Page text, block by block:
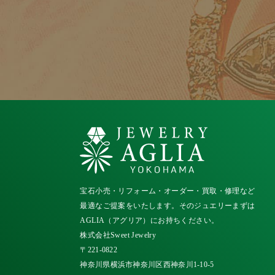
宝石小売・リフォーム・オーダー・買取・修理など
最適なご提案をいたします。そのジュエリーまずは
AGLIA（アグリア）にお持ちください。
株式会社Sweet Jewelry
〒221-0822
神奈川県横浜市神奈川区西神奈川1-10-5